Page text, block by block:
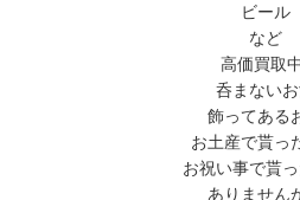
ビール
など
高価買取
呑まない
飾ってある
お土産で貰っ
お祝い事で貰
ありません